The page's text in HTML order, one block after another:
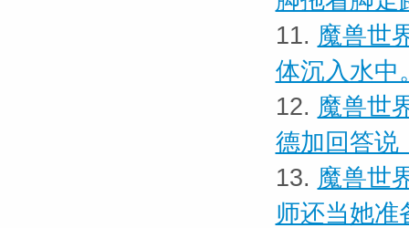
11. 魔兽世
体沉入水中
12. 魔兽世
德加回答说
13. 魔兽世
师还当她准